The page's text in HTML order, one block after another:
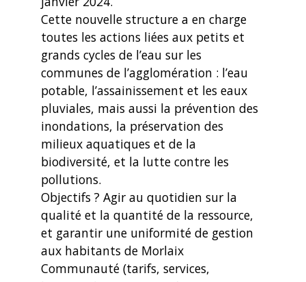
Cette nouvelle structure a en charge
toutes les actions liées aux petits et
grands cycles de l’eau sur les
communes de l’agglomération : l’eau
potable, l’assainissement et les eaux
pluviales, mais aussi la prévention des
inondations, la préservation des
milieux aquatiques et de la
biodiversité, et la lutte contre les
pollutions.
Objectifs ? Agir au quotidien sur la
qualité et la quantité de la ressource,
et garantir une uniformité de gestion
aux habitants de Morlaix
Communauté (tarifs, services,